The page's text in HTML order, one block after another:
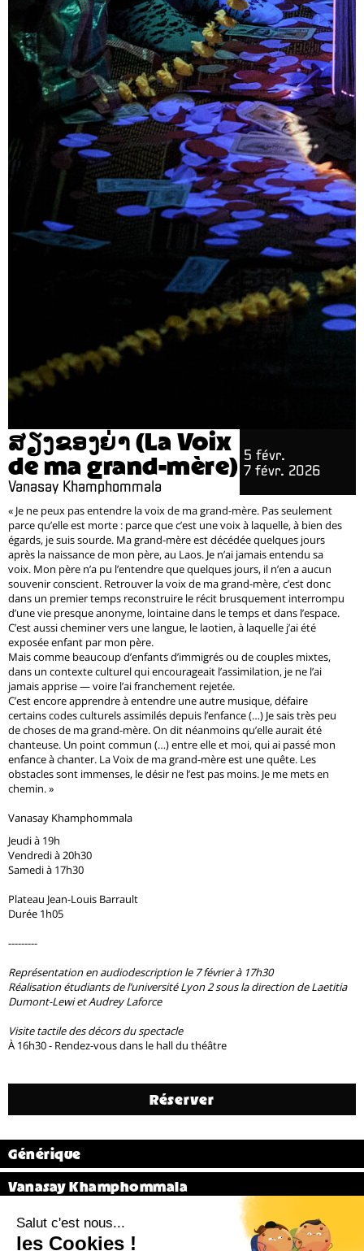
ສຽງຂອງຍ່າ (La Voix
de ma grand-mère)
Vanasay Khamphommala
5 févr.
7 févr. 2026
« Je ne peux pas entendre la voix de ma grand-mère. Pas seulement
parce qu’elle est morte : parce que c’est une voix à laquelle, à bien des
égards, je suis sourde. Ma grand-mère est décédée quelques jours
après la naissance de mon père, au Laos. Je n’ai jamais entendu sa
voix. Mon père n’a pu l’entendre que quelques jours, il n’en a aucun
souvenir conscient. Retrouver la voix de ma grand-mère, c’est donc
dans un premier temps reconstruire le récit brusquement interrompu
d’une vie presque anonyme, lointaine dans le temps et dans l’espace.
C’est aussi cheminer vers une langue, le laotien, à laquelle j’ai été
exposée enfant par mon père.
Mais comme beaucoup d’enfants d’immigrés ou de couples mixtes,
dans un contexte culturel qui encourageait l’assimilation, je ne l’ai
jamais apprise — voire l’ai franchement rejetée.
C’est encore apprendre à entendre une autre musique, défaire
certains codes culturels assimilés depuis l’enfance (…) Je sais très peu
de choses de ma grand-mère. On dit néanmoins qu’elle aurait été
chanteuse. Un point commun (…) entre elle et moi, qui ai passé mon
enfance à chanter. La Voix de ma grand-mère est une quête. Les
obstacles sont immenses, le désir ne l’est pas moins. Je me mets en
chemin. »
Vanasay Khamphommala
Jeudi à 19h
Vendredi à 20h30
Samedi à 17h30
Plateau Jean-Louis Barrault
Durée 1h05
---------
Représentation en audiodescription le 7 février à 17h30
Réalisation étudiants de l’université Lyon 2 sous la direction de Laetitia
Dumont-Lewi et Audrey Laforce
Visite tactile des décors du spectacle
À 16h30 - Rendez-vous dans le hall du théâtre
Réserver
Générique
Vanasay Khamphommala
Vidéo
Précédent Suivant